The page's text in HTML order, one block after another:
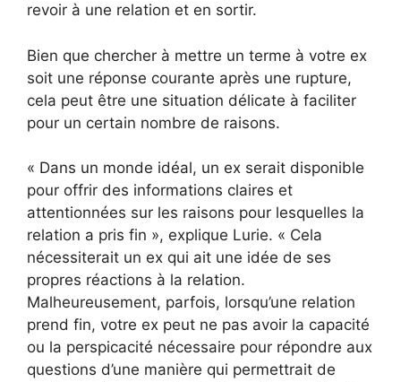
revoir à une relation et en sortir.
Bien que chercher à mettre un terme à votre ex
soit une réponse courante après une rupture,
cela peut être une situation délicate à faciliter
pour un certain nombre de raisons.
« Dans un monde idéal, un ex serait disponible
pour offrir des informations claires et
attentionnées sur les raisons pour lesquelles la
relation a pris fin », explique Lurie. « Cela
nécessiterait un ex qui ait une idée de ses
propres réactions à la relation.
Malheureusement, parfois, lorsqu’une relation
prend fin, votre ex peut ne pas avoir la capacité
ou la perspicacité nécessaire pour répondre aux
questions d’une manière qui permettrait de